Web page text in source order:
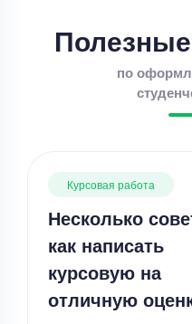
по
Курсовая работа
Несколько
как написать
курсовую на
отличную